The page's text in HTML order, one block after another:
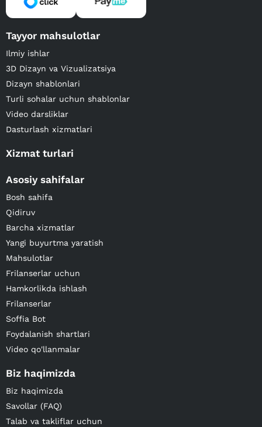
Tayyor mahsulotlar
Ilmiy ishlar
3D Dizayn va Vizualizatsiya
Dizayn shablonlari
Turli sohalar uchun shablonlar
Video darsliklar
Dasturlash xizmatlari
Xizmat turlari
Asosiy sahifalar
Bosh sahifa
Qidiruv
Barcha xizmatlar
Yangi buyurtma yaratish
Mahsulotlar
Frilanserlar uchun
Hamkorlikda ishlash
Frilanserlar
Soffia Bot
Foydalanish shartlari
Video qo'llanmalar
Biz haqimizda
Biz haqimizda
Savollar (FAQ)
Talab va takliflar uchun